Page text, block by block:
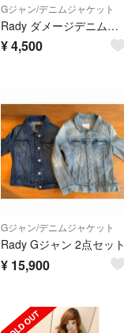
Gジャン/デニムジャケット
Rady ダメージデニムジャケット
¥4,500
Gジャン/デニムジャケット
Rady Gジャン 2点セット
¥ 15,900